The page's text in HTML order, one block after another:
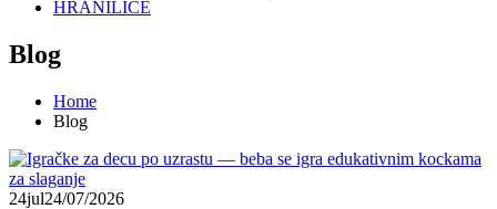
HRANILICE
Blog
Home
Blog
24jul24/07/2026